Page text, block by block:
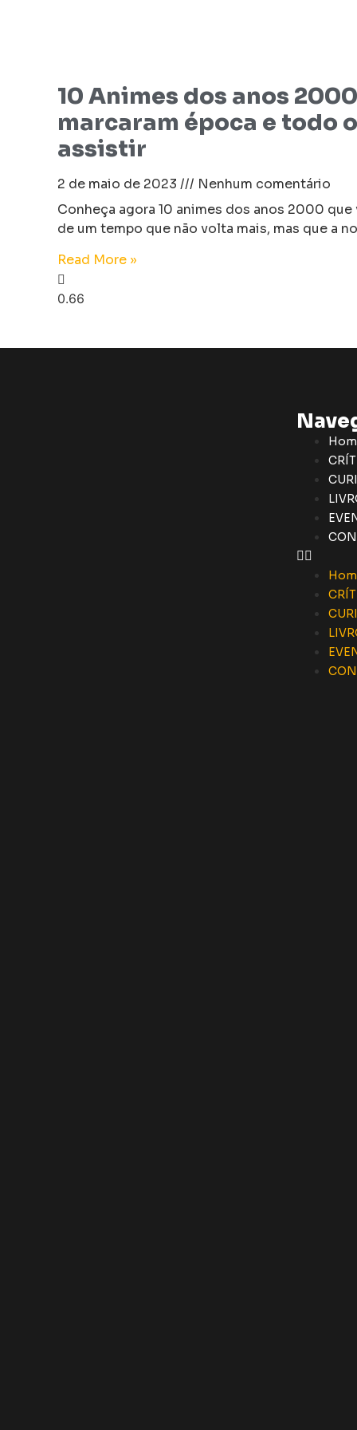
10 Animes dos anos
marcaram época e todo
assistir
2 de maio de 2023
Nenhum comentário
Conheça agora 10 animes dos anos 2000
de um tempo que não volta mais, mas que a
Read More »